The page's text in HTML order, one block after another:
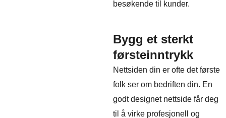
besøkende til kunder.
Bygg et sterkt
førsteinntrykk
Nettsiden din er ofte det første
folk ser om bedriften din. En
godt designet nettside får deg
til å virke profesjonell og